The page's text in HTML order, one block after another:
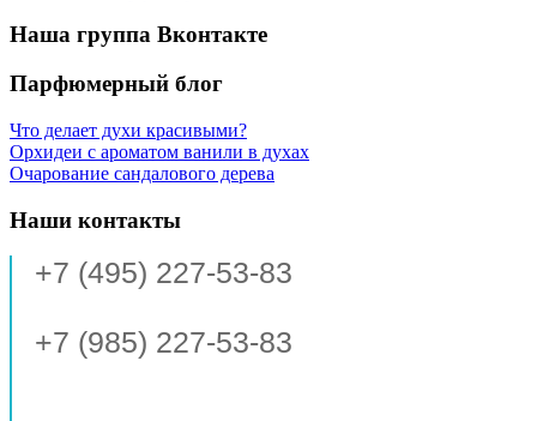
Наша группа Вконтакте
Парфюмерный блог
Что делает духи красивыми?
Орхидеи с ароматом ванили в духах
Очарование сандалового дерева
Наши контакты
+7 (495) 227-53-83
+7 (985) 227-53-83